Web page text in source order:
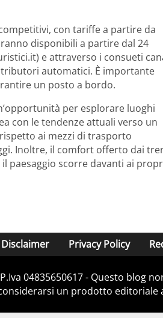
con tariffe a partire da
disponibili a partire dal 24
e attraverso i consueti
automatici. È importante
un posto a bordo.
per esplorare luoghi
con le tendenze attuali verso un
ai mezzi di trasporto
Inoltre, il comfort offerto dai
paesaggio scorre davanti ai
Disclaimer Privacy Policy
04835650617 - Questo blog
un prodotto editoriale